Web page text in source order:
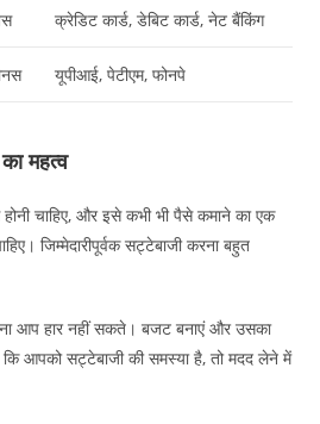
क्रेडिट कार्ड, डेबिट कार्ड, नेट बैंकिंग
यूपीआई, पेटीएम, फोनपे
महत्व
चाहिए, और इसे कभी भी पैसे कमाने का एक
जिम्मेदारीपूर्वक सट्टेबाजी करना बहुत
आप हार नहीं सकते। बजट बनाएं और उसका
आपको सट्टेबाजी की समस्या है, तो मदद लेने में